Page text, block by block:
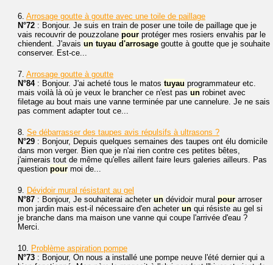
6. Arrosage goutte à goutte avec une toile de paillage
N°72 : Bonjour. Je suis en train de poser une toile de paillage que je
vais recouvrir de pouzzolane pour protéger mes rosiers envahis par le
chiendent. J'avais un tuyau d'arrosage goutte à goutte que je souhaite
conserver. Est-ce...
7. Arrosage goutte à goutte
N°84: Bonjour. J'ai acheté tous le matos tuyau programmateur etc.
mais voilà là où je veux le brancher ce n'est pas un robinet avec
filetage au bout mais une vanne terminée par une cannelure. Je ne sais
pas comment adapter tout ce...
8. Se débarrasser des taupes avis répulsifs à ultrasons ?
N°29 : Bonjour, Depuis quelques semaines des taupes ont élu domicile
dans mon verger. Bien que je n'ai rien contre ces petites bêtes,
j'aimerais tout de même qu'elles aillent faire leurs galeries ailleurs. Pas
question pour moi de...
9. Dévidoir mural résistant au gel
N°87 : Bonjour, Je souhaiterai acheter un dévidoir mural pour arroser
mon jardin mais est-il nécessaire d'en acheter un qui résiste au gel si
je branche dans ma maison une vanne qui coupe l'arrivée d'eau ?
Merci.
10. Problème aspiration pompe
N°73 : Bonjour, On nous a installé une pompe neuve l'été dernier qui a